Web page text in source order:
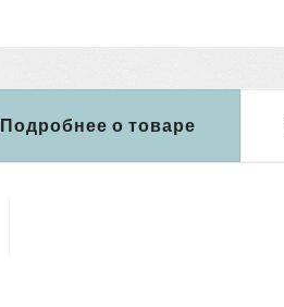
Подробнее о товаре